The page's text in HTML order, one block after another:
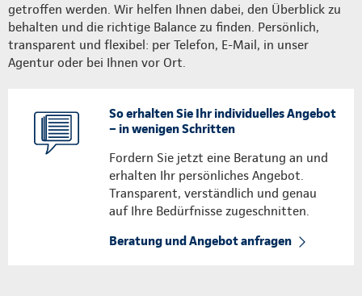
getroffen werden. Wir helfen Ihnen dabei, den Überblick zu
behalten und die richtige Balance zu finden. Persönlich,
transparent und flexibel: per Telefon, E-Mail, in unser
Agentur oder bei Ihnen vor Ort.
So erhalten Sie Ihr individuelles Angebot
– in wenigen Schritten
Fordern Sie jetzt eine Beratung an und
erhalten Ihr persönliches Angebot.
Transparent, verständlich und genau
auf Ihre Bedürfnisse zugeschnitten.
Beratung und Angebot anfragen